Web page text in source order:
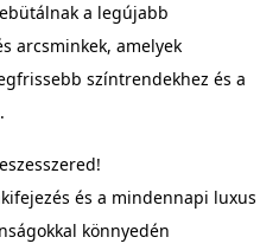
a legújabb
arcsminkek, amelyek
színtrendekhez és a
és a mindennapi luxus
könnyedén